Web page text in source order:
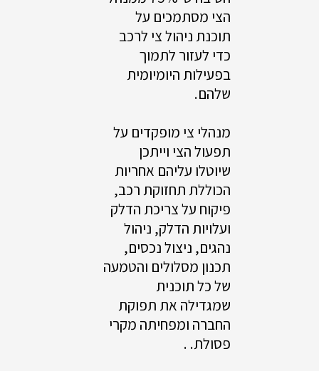
הצי מסתמכים על
תוכנת ניהול צי לרכב
כדי לעזור לתמוך
בפעילות היומיומית
שלהם.
מנהלי צי מופקדים על
תפעול הצי וייתכן
שיוטלו עליהם אחריות
הכוללת תחזוקת רכב,
פיקוח על צריכת הדלק
ועלויות הדלק, ניהול
נהגים, ניצול נכסים,
תכנון מסלולים והטמעה
של כל תוכנית
שמגדילה את תפוקת
החברה ומפחיתה מקרי
פסולת. .